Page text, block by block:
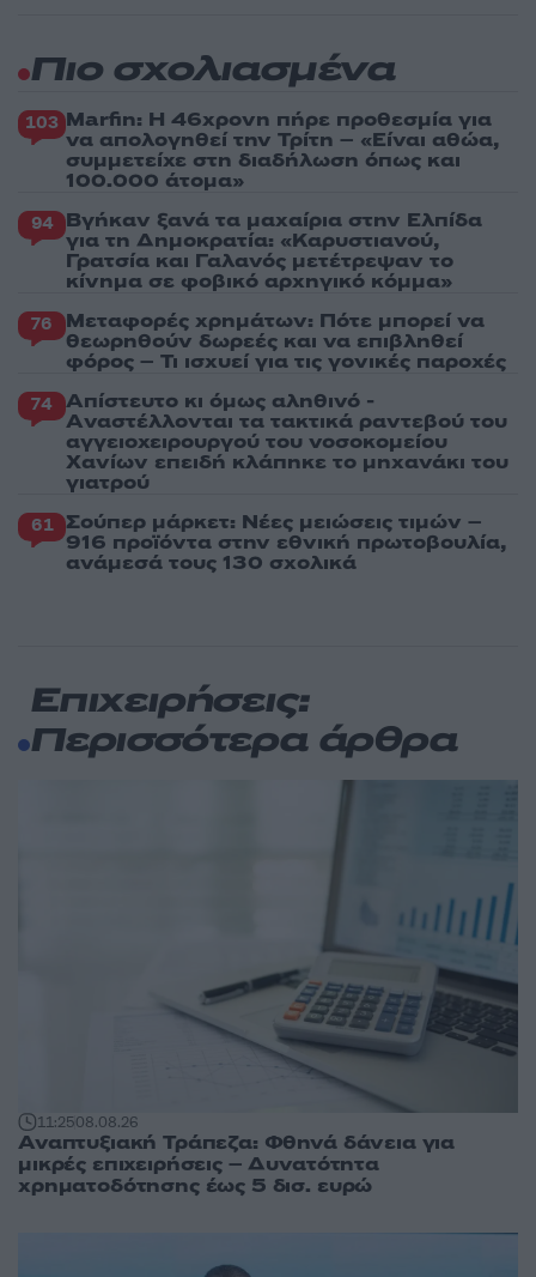
Πιο σχολιασμένα
103 Marfin: Η 46χρονη πήρε προθεσμία για
να απολογηθεί την Τρίτη – «Είναι αθώα,
συμμετείχε στη διαδήλωση όπως και
100.000 άτομα»
94 Βγήκαν ξανά τα μαχαίρια στην Ελπίδα
για τη Δημοκρατία: «Καρυστιανού,
Γρατσία και Γαλανός μετέτρεψαν το
κίνημα σε φοβικό αρχηγικό κόμμα»
76 Μεταφορές χρημάτων: Πότε μπορεί να
θεωρηθούν δωρεές και να επιβληθεί
φόρος – Τι ισχυεί για τις γονικές παροχές
74 Απίστευτο κι όμως αληθινό -
Aναστέλλονται τα τακτικά ραντεβού του
αγγειοχειρουργού του νοσοκομείου
Χανίων επειδή κλάπηκε το μηχανάκι του
γιατρού
61 Σούπερ μάρκετ: Νέες μειώσεις τιμών –
916 προϊόντα στην εθνική πρωτοβουλία,
ανάμεσά τους 130 σχολικά
Επιχειρήσεις:
Περισσότερα άρθρα
11:2508.08.26
Αναπτυξιακή Τράπεζα: Φθηνά δάνεια για
μικρές επιχειρήσεις – Δυνατότητα
χρηματοδότησης έως 5 δισ. ευρώ